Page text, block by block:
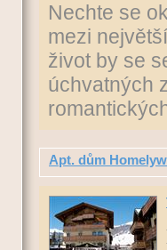
Nechte se
mezi
život by se
úchvatných
Apt. dům